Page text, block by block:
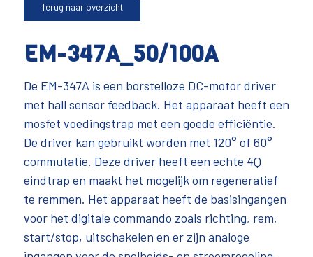
Terug naar overzicht
EM-347A_50/100A
De EM-347A is een borstelloze DC-motor driver
met hall sensor feedback. Het apparaat heeft een
mosfet voedingstrap met een goede efficiëntie.
De driver kan gebruikt worden met 120° of 60°
commutatie. Deze driver heeft een echte 4Q
eindtrap en maakt het mogelijk om regeneratief
te remmen. Het apparaat heeft de basisingangen
voor het digitale commando zoals richting, rem,
start/stop, uitschakelen en er zijn analoge